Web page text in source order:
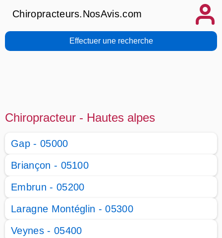
Chiropracteurs.NosAvis.com
Effectuer une recherche
Chiropracteur - Hautes alpes
Gap - 05000
Briançon - 05100
Embrun - 05200
Laragne Montéglin - 05300
Veynes - 05400